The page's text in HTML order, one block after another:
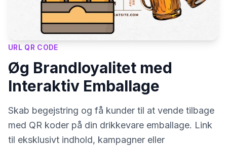
URL QR CODE
Øg Brandloyalitet med
Interaktiv Emballage
Skab begejstring og få kunder til at vende tilbage
med QR koder på din drikkevare emballage. Link
til eksklusivt indhold, kampagner eller